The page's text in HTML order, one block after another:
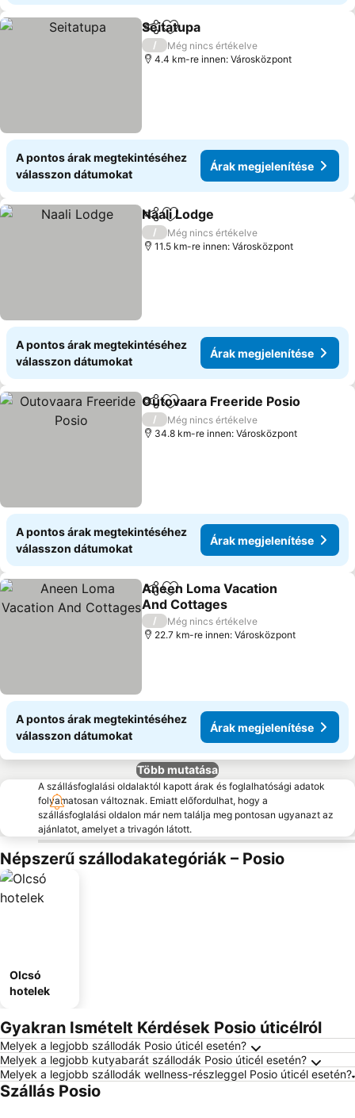
Megosztás
Hozzáadás a kedvencekhez
Seitatupa
/
Még nincs értékelve
4.4 km-re innen: Városközpont
A pontos árak megtekintéséhez
válasszon dátumokat
Árak megjelenítése
Megosztás
Hozzáadás a kedvencekhez
Naali Lodge
/
Még nincs értékelve
11.5 km-re innen: Városközpont
A pontos árak megtekintéséhez
válasszon dátumokat
Árak megjelenítése
Megosztás
Hozzáadás a kedvencekhez
Outovaara Freeride Posio
/
Még nincs értékelve
34.8 km-re innen: Városközpont
A pontos árak megtekintéséhez
válasszon dátumokat
Árak megjelenítése
Megosztás
Hozzáadás a kedvencekhez
Aneen Loma Vacation
And Cottages
/
Még nincs értékelve
22.7 km-re innen: Városközpont
A pontos árak megtekintéséhez
válasszon dátumokat
Árak megjelenítése
Több mutatása
A szállásfoglalási oldalaktól kapott árak és foglalhatósági adatok
folyamatosan változnak. Emiatt előfordulhat, hogy a
szállásfoglalási oldalon már nem találja meg pontosan ugyanazt az
ajánlatot, amelyet a trivagón látott.
Népszerű szállodakategóriák – Posio
Olcsó
hotelek
Gyakran Ismételt Kérdések Posio úticélról
Melyek a legjobb szállodák Posio úticél esetén?
Melyek a legjobb kutyabarát szállodák Posio úticél esetén?
Melyek a legjobb szállodák wellness-részleggel Posio úticél esetén?
Szállás Posio